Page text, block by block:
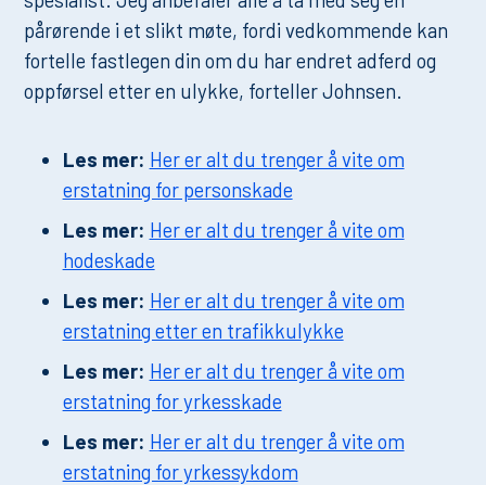
pårørende i et slikt møte, fordi vedkommende kan
fortelle fastlegen din om du har endret adferd og
oppførsel etter en ulykke, forteller Johnsen.
Les mer: Her er alt du trenger å vite om
erstatning for personskade
Les mer: Her er alt du trenger å vite om
hodeskade
Les mer: Her er alt du trenger å vite om
erstatning etter en trafikkulykke
Les mer: Her er alt du trenger å vite om
erstatning for yrkesskade
Les mer: Her er alt du trenger å vite om
erstatning for yrkessykdom